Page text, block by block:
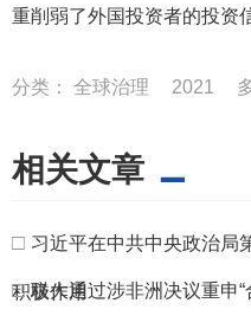
重削弱了外国投资者的投资
分类： 全球治理 2021
相关文章
□ 习近平在中共中央政治局
积极作用
□联大通过涉非洲决议重申“